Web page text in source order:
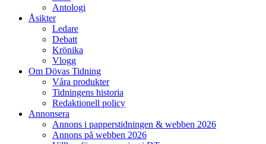
Antologi
Åsikter
Ledare
Debatt
Krönika
Vlogg
Om Dövas Tidning
Våra produkter
Tidningens historia
Redaktionell policy
Annonsera
Annons i papperstidningen & webben 2026
Annons på webben 2026